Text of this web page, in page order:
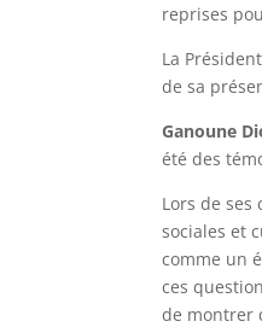
reprises
La
de sa
Ganoune
été des
Lors de ses
sociales et
comme un
ces
de montrer